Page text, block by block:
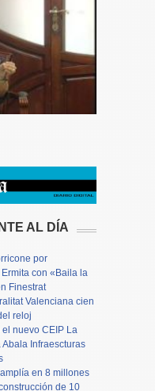
AL DÍA
por
con «Baila la
Finestrat
Valenciana cien
reloj
nuevo CEIP La
Infraescturas
en 8 millones
de 10